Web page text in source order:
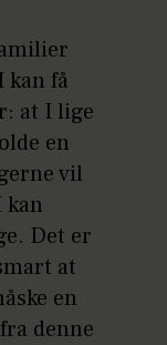
kan få
at I lige
en
vil
kan
Det er
at
en
denne